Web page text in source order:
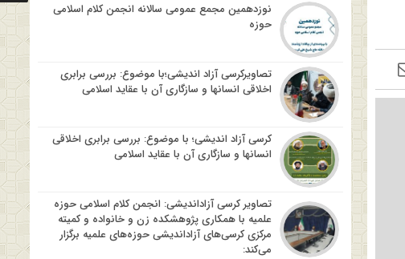
نوزدهمین مجمع عمومی سالانه انجمن کلام اسلامی
حوزه
تصاویرکرسی آزاد اندیشی؛با موضوع: بررسی برابری
اخلاقی انسانها و سازگاری آن با عقاید اسلامی
کرسی آزاد اندیشی؛ با موضوع: بررسی برابری اخلاقی
انسانها و سازگاری آن با عقاید اسلامی
تصاویر کرسی آزاداندیشی: انجمن کلام اسلامی حوزه
علمیه با همکاری پژوهشکده زن و خانواده و کمیته
مرکزی کرسی‌های آزاداندیشی حوزه‌های علمیه برگزار
می‌کند: